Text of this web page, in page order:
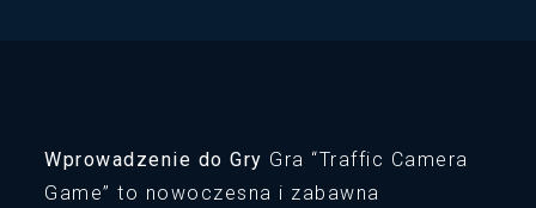
Wprowadzenie do Gry Gra “Traffic Camera
Game” to nowoczesna i zabawna